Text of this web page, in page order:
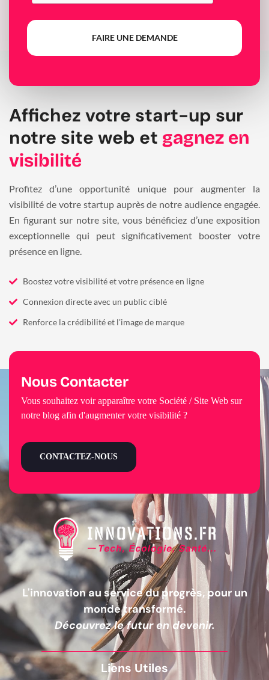
FAIRE UNE DEMANDE
Affichez votre start-up sur
notre site web et gagnez en
visibilité
Profitez d’une opportunité unique pour augmenter la
visibilité de votre startup auprès de notre audience engagée.
En figurant sur notre site, vous bénéficiez d’une exposition
exceptionnelle qui peut significativement booster votre
présence en ligne.
Boostez votre visibilité et votre présence en ligne
Connexion directe avec un public ciblé
Renforce la crédibilité et l'image de marque
L'innovation au service du progrès, pour un
monde transformé.
Découvrez le futur en devenir.
Liens Utiles
Nous Contacter
Vous souhaitez voir apparaître votre Société / Site Web sur
notre blog afin d'augmenter votre visibilité ?
CONTACTEZ-NOUS